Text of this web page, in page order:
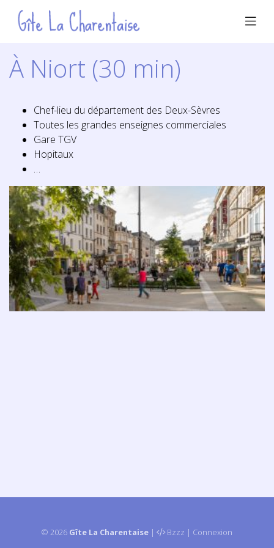
À Niort (30 min)
Chef-lieu du département des Deux-Sèvres
Toutes les grandes enseignes commerciales
Gare TGV
Hopitaux
…
© 2026 Gîte La Charentaise | Bzzz | Connexion